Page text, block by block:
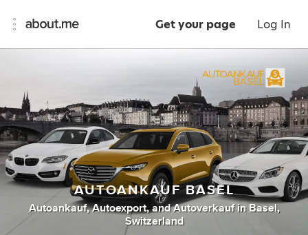
Get your page Log In
AUTOANKAUF BASEL
Autoankauf, Autoexport, andAutoverkauf in Basel,
Switzerland